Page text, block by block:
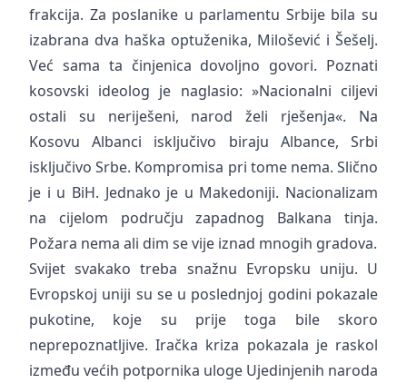
frakcija. Za poslanike u parlamentu Srbije bila su
izabrana dva haška optuženika, Milošević i Šešelj.
Već sama ta činjenica dovoljno govori. Poznati
kosovski ideolog je naglasio: »Nacionalni ciljevi
ostali su neriješeni, narod želi rješenja«. Na
Kosovu Albanci isključivo biraju Albance, Srbi
isključivo Srbe. Kompromisa pri tome nema. Slično
je i u BiH. Jednako je u Makedoniji. Nacionalizam
na cijelom području zapadnog Balkana tinja.
Požara nema ali dim se vije iznad mnogih gradova.
Svijet svakako treba snažnu Evropsku uniju. U
Evropskoj uniji su se u poslednjoj godini pokazale
pukotine, koje su prije toga bile skoro
neprepoznatljive. Iračka kriza pokazala je raskol
između većih potpornika uloge Ujedinjenih naroda